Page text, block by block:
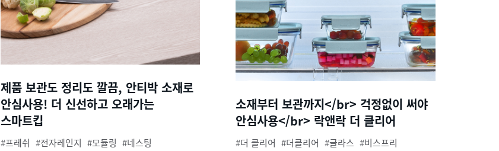
제품 보관도 정리도 깔끔, 안티박 소재로
안심사용! 더 신선하고 오래가는
스마트킵
프레쉬 전자레인지 모듈링
네스팅
소재부터 보관까지</br> 걱정없이 써야
안심사용</br> 락앤락 더 클리어
더 클리어 더클리어 글라스
비스프리